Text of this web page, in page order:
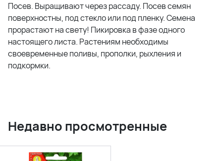
Посев. Выращивают через рассаду. Посев семян
поверхностны, под стекло или под пленку. Семена
прорастают на свету! Пикировка в фазе одного
настоящего листа. Растениям необходимы
своевременные поливы, прополки, рыхления и
подкормки.
Недавно просмотренные